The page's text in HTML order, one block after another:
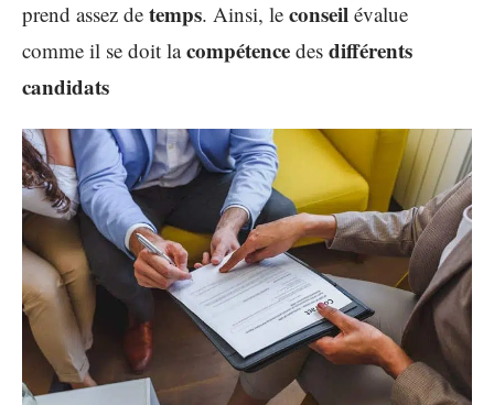
prend assez de temps. Ainsi, le conseil évalue
comme il se doit lacompétence des différents
candidats